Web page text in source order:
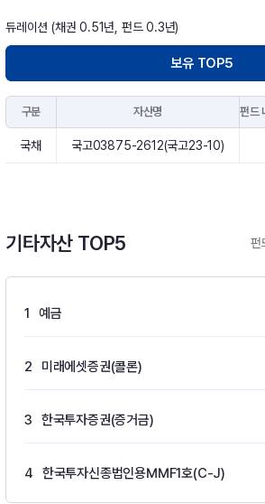
듀레이션 (채권 0.51년, 펀드 0.3년)
보유 TOP5
구분 자산명 펀드
국채 국고03875-2612(국고23-10)
기타자산 TOP5 펀
1 예금
2 미래에셋증권(콜론)
3 한국투자증권(증거금)
4 한국투자신종법인용MMF1호(C-J)